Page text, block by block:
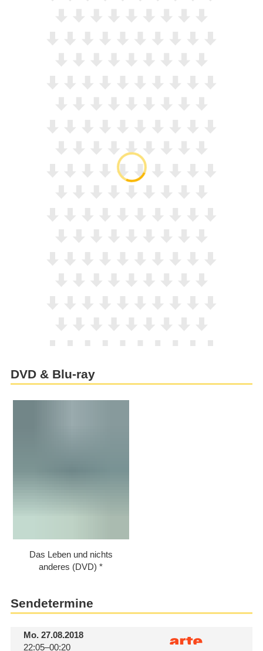
DVD & Blu-ray
Das Leben und nichts
anderes (DVD)
Sendetermine
Mo.27.08.2018
22:05–00:20